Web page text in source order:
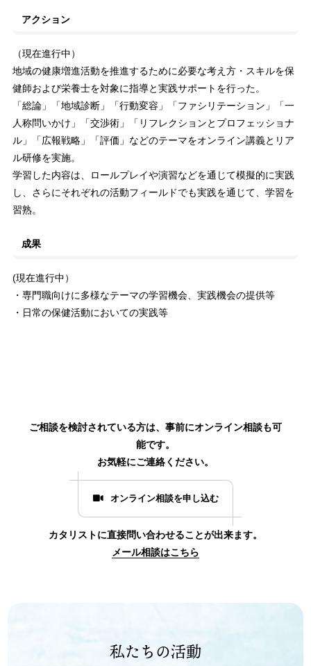
アクション
（現在進行中）
地域の健康増進活動を推進するために必要な考え方・スキルを保
健師および栄養士を対象に指導と実践サポートを行った。
「総論」「地域診断」「行動変容」「ファシリテーション」「一
人称問いかけ」「交渉術」「リフレクションとプロフェッショナ
ル」「広報戦略」「評価」などのテーマをオンライン講義とリア
ル研修を実施。
学習した内容は、ロールプレイや演習などを通じて模擬的に実践
し、さらにそれぞれの活動フィールドでも実践を通じて、学習を
習熟。
成果
(現在進行中）
・専門職向けに多様なテーマの学習機会、実践機会の提供等
・日常の保健活動においての実践等
ご相談を検討されている方は、事前にオンライン相談も可
能です。
お気軽にご連絡ください。
オンライン相談を申し込む
カタリストに直接問い合わせることが出来ます。
メール相談はこちら
私たちの活動